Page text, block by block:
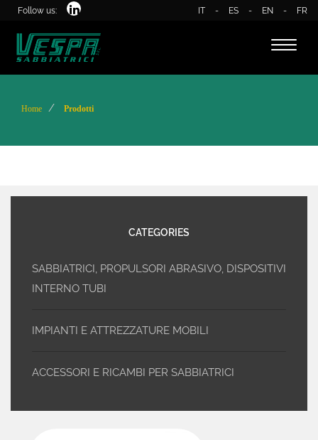
Follow us: IT - ES - EN - FR
Toggle
Home Prodotti
CATEGORIES
SABBIATRICI, PROPULSORI ABRASIVO, DISPOSITIVI
INTERNO TUBI
IMPIANTI E ATTREZZATURE MOBILI
ACCESSORI E RICAMBI PER SABBIATRICI